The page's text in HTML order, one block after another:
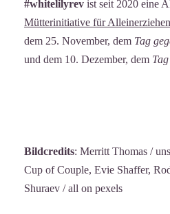
#whitelilyrev ist seit 2020 eine
Mütterinitiative für
dem 25. November, dem Tag
und dem 10. Dezember, dem
Bildcredits: Merritt Thomas /
Cup of Couple, Evie Shaffer,
Shuraev / all on pexels